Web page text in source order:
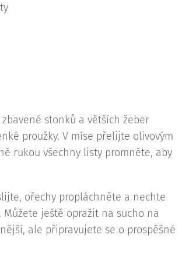
stonků a větších žeber
proužky. V míse přelijte olivovým
rukou všechny listy promněte, aby
ořechy propláchněte a nechte
Můžete ještě opražit na sucho na
ale připravujete se o prospěšné